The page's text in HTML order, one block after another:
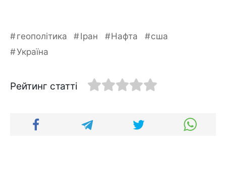
геополітика Іран Нафта
сша
Україна
Рейтинг статті